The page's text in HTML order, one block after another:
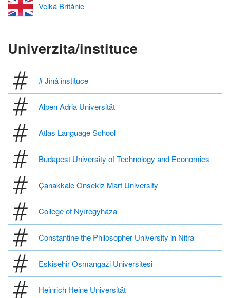
Velká Británie
Univerzita/instituce
# Jiná instituce
Alpen Adria Universität
Atlas Language School
Budapest University of Technology and Economics
Çanakkale Onsekiz Mart University
College of Nyíregyháza
Constantine the Philosopher University in Nitra
Eskisehir Osmangazi Universitesi
Heinrich Heine Universität